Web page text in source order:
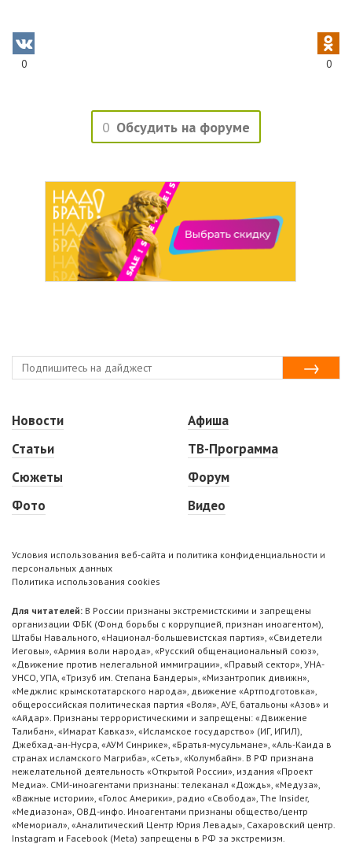
0 0
0 Обсудить на форуме
Новости
Статьи
Сюжеты
Фото
Афиша
ТВ-Программа
Форум
Видео
Условия использования веб-сайта и политика конфиденциальности и
персональных данных
Политика использования cookies
Для читателей: В России признаны экстремистскими и запрещены
организации ФБК (Фонд борьбы с коррупцией, признан иноагентом),
Штабы Навального, «Национал-большевистская партия», «Свидетели
Иеговы», «Армия воли народа», «Русский общенациональный союз»,
«Движение против нелегальной иммиграции», «Правый сектор», УНА-
УНСО, УПА, «Тризуб им. Степана Бандеры», «Мизантропик дивижн»,
«Меджлис крымскотатарского народа», движение «Артподготовка»,
общероссийская политическая партия «Воля», АУЕ, батальоны «Азов» и
«Айдар». Признаны террористическими и запрещены: «Движение
Талибан», «Имарат Кавказ», «Исламское государство» (ИГ, ИГИЛ),
Джебхад-ан-Нусра, «АУМ Синрике», «Братья-мусульмане», «Аль-Каида в
странах исламского Магриба», «Сеть», «Колумбайн». В РФ признана
нежелательной деятельность «Открытой России», издания «Проект
Медиа». СМИ-иноагентами признаны: телеканал «Дождь», «Медуза»,
«Важные истории», «Голос Америки», радио «Свобода», The Insider,
«Медиазона», ОВД-инфо. Иноагентами признаны общество/центр
«Мемориал», «Аналитический Центр Юрия Левады», Сахаровский центр.
Instagram и Facebook (Metа) запрещены в РФ за экстремизм.